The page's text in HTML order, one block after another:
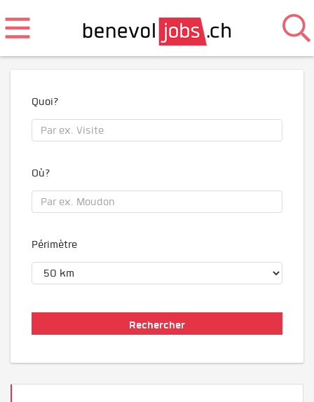
Quoi?
Où?
Périmètre